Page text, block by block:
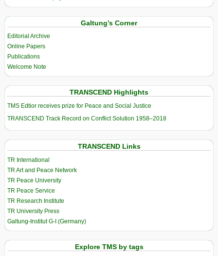
Galtung’s Corner
Editorial Archive
Online Papers
Publications
Welcome Note
TRANSCEND Highlights
TMS Edtior receives prize for Peace and Social Justice
TRANSCEND Track Record on Conflict Solution 1958–2018
TRANSCEND Links
TR International
TR Art and Peace Network
TR Peace University
TR Peace Service
TR Research Institute
TR University Press
Galtung-Institut G-I (Germany)
Explore TMS by tags